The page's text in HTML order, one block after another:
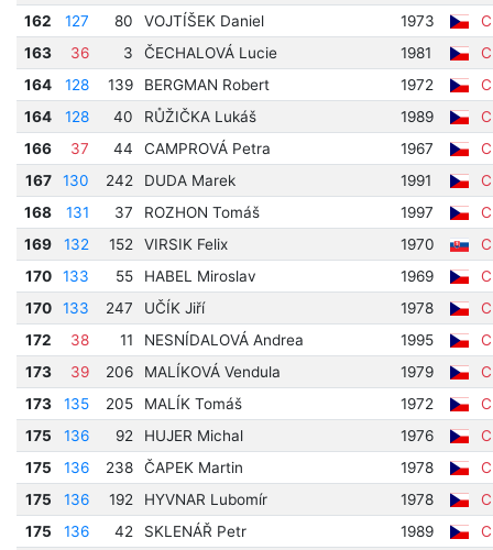
162
127 80 VOJTÍŠEK Daniel 1973
163
36 3 ČECHALOVÁ Lucie 1981
164
128 139 BERGMAN Robert 1972
164
128 40 RŮŽIČKA Lukáš 1989
166
37 44 CAMPROVÁ Petra 1967
167
130 242 DUDA Marek 1991
168
131 37 ROZHON Tomáš 1997
169
132 152 VIRSIK Felix 1970
170
133 55 HABEL Miroslav 1969
170
133 247 UČÍK Jiří 1978
172
38 11 NESNÍDALOVÁ Andrea 1995
173
39 206 MALÍKOVÁ Vendula 1979
173
135 205 MALÍK Tomáš 1972
175
136 92 HUJER Michal 1976
175
136 238 ČAPEK Martin 1978
175
136 192 HYVNAR Lubomír 1978
175
136 42 SKLENÁŘ Petr 1989